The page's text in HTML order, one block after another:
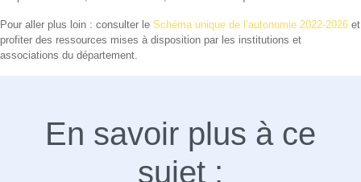
Pour aller plus loin : consulter le Schéma unique de l’autonomie 2022-2026 et
profiter des ressources mises à disposition par les institutions et
associations du département.
En savoir plus à ce
sujet :